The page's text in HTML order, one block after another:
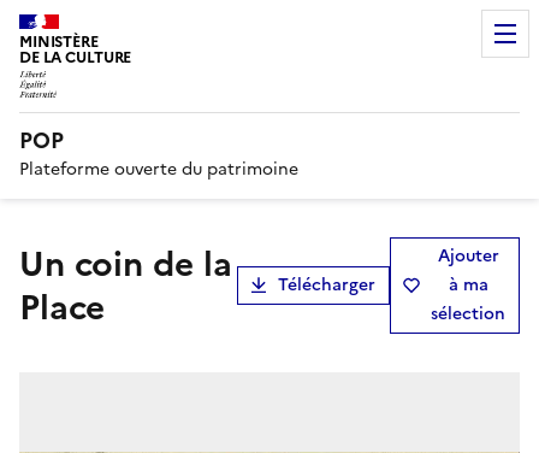
MINISTÈRE
DE LA CULTURE
POP
Plateforme ouverte du patrimoine
Un coin de la
Place
Télécharger
Ajouter
à ma
sélection